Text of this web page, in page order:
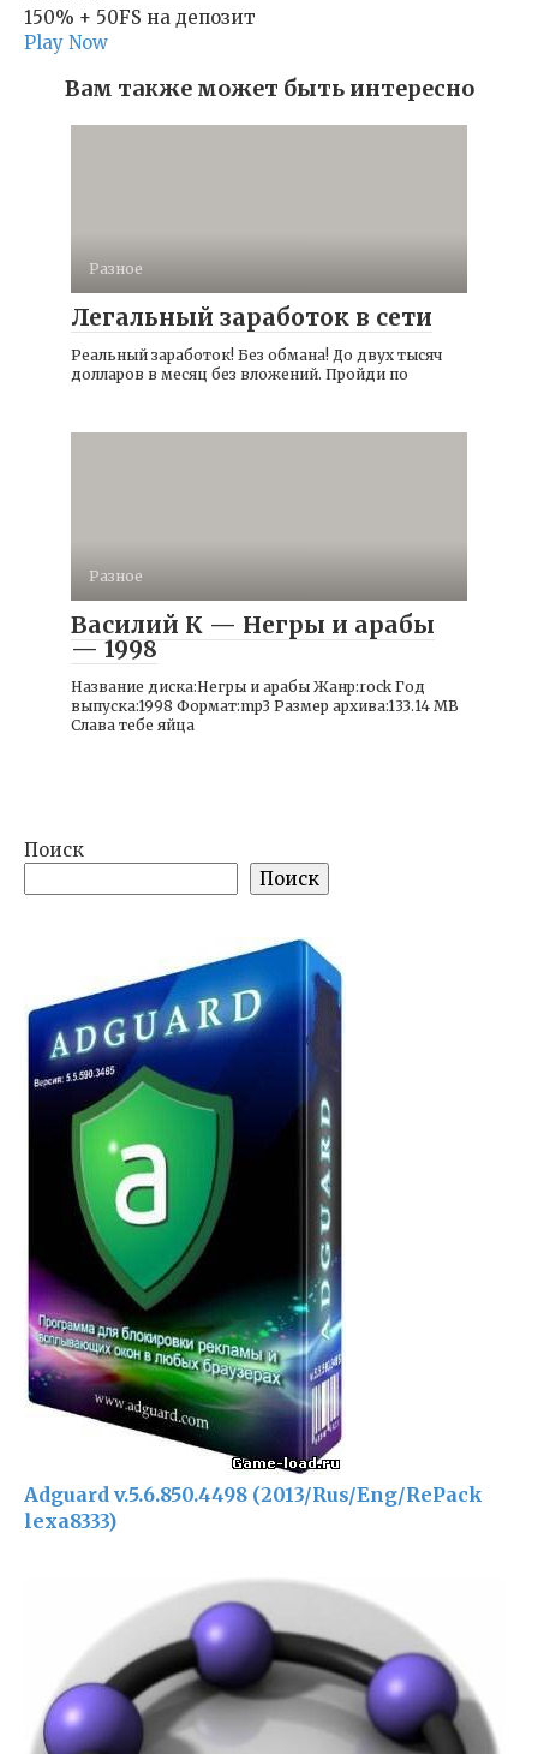
150% + 50FS на депозит
Play Now
Вам также может быть интересно
Разное
Легальный заработок в сети
Реальный заработок! Без обмана! До двух тысяч
долларов в месяц без вложений. Пройди по
Разное
Василий К — Негры и арабы
— 1998
Название диска:Негры и арабы Жанр:rock Год
выпуска:1998 Формат:mp3 Размер архива:133.14 MB
Cлава тебе яйца
Поиск
Поиск
Adguard v.5.6.850.4498 (2013/Rus/Eng/RePack
lexa8333)